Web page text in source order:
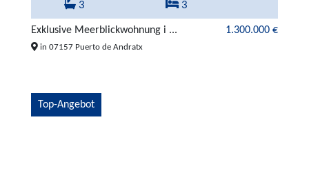
3 3
Exklusive Meerblickwohnung i ... 1.300.000 €
in 07157 Puerto de Andratx
Top-Angebot